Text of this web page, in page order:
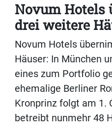
Novum Hotels
drei weitere
Novum Hotels
Häuser: In München
eines zum Portfolio
ehemalige Berliner
Kronprinz folgt am 1.
betreibt nunmehr 48